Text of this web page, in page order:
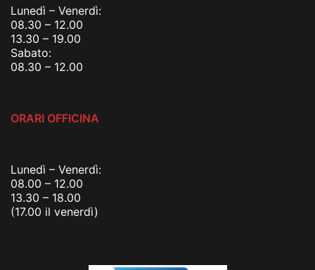
Lunedì – Venerdì:
08.30 – 12.00
13.30 – 19.00
Sabato:
08.30 – 12.00
ORARI OFFICINA
Lunedì – Venerdì:
08.00 – 12.00
13.30 – 18.00
(17.00 il venerdì)